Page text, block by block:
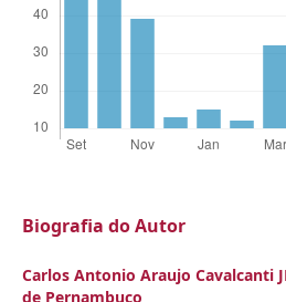
Biografia do Autor
Carlos Antonio Araujo Cavalcanti
de Pernambuco